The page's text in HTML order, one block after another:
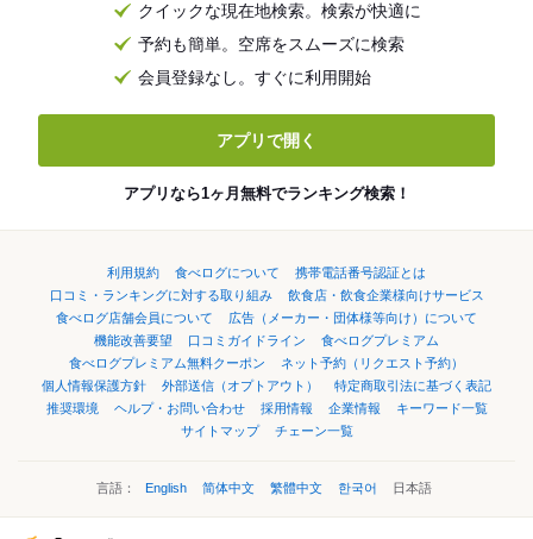
クイックな現在地検索。検索が快適に
予約も簡単。空席をスムーズに検索
会員登録なし。すぐに利用開始
アプリで開く
アプリなら1ヶ月無料でランキング検索！
利用規約 食べログについて
携帯電話番号認証とは
口コミ・ランキングに対する取り組み
飲食店・飲食企業様向けサービス
食べログ店舗会員について
広告（メーカー・団体様等向け）について
機能改善要望
口コミガイドライン
食べログプレミアム
食べログプレミアム無料クーポン
ネット予約（リクエスト予約）
個人情報保護方針
外部送信（オプトアウト）
特定商取引法に基づく表記
推奨環境
ヘルプ・お問い合わせ 採用情報 企業情報
キーワード一覧
サイトマップ
チェーン一覧
言語： English 简体中文 繁體中文 한국어 日本語